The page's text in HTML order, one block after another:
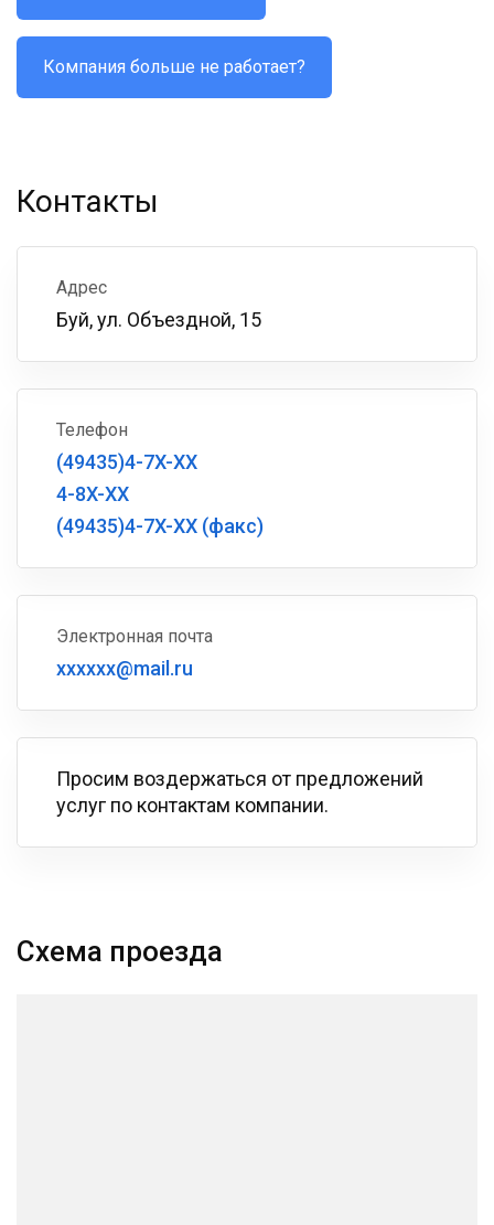
Компания больше не работает?
Контакты
Адрес
Буй, ул. Объездной, 15
Телефон
(49435)4-7X-XX
4-8X-XX
(49435)4-7X-XX (факс)
Электронная почта
xxxxxx@mail.ru
Просим воздержаться от предложений
услуг по контактам компании.
Схема проезда